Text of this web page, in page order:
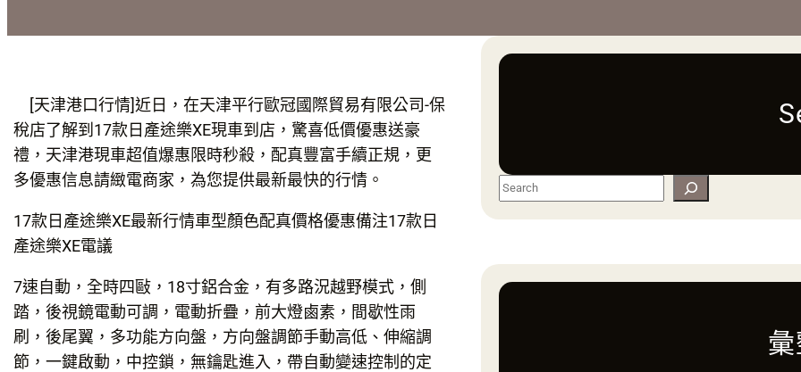
[天津港口行情]近日，在天津平行歐冠國際貿易有限公司-保
稅店了解到17款日產途樂XE現車到店，驚喜低價優惠送豪
禮，天津港現車超值爆惠限時秒殺，配真豐富手續正規，更
多優惠信息請緻電商家，為您提供最新最快的行情。
17款日產途樂XE最新行情車型顏色配真價格優惠備注17款日
產途樂XE電議
7速自動，全時四敺，18寸鋁合金，有多路況越野模式，側
踏，後視鏡電動可調，電動折疊，前大燈鹵素，間歇性雨
刷，後尾翼，多功能方向盤，方向盤調節手動高低、伸縮調
節，一鍵啟動，中控鎖，無鑰匙進入，帶自動變速控制的定
S
r
c